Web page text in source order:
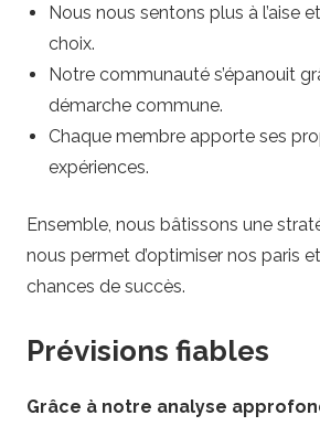
Nous nous sentons plus à l’aise
choix.
Notre communauté s’épanouit
démarche commune.
Chaque membre apporte ses
expériences.
Ensemble, nous bâtissons une
nous permet d’optimiser nos paris
chances de succès.
Prévisions fiables
Grâce à notre analyse